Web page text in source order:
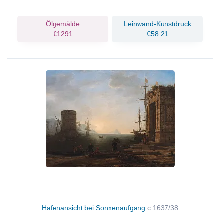
Ölgemälde
€1291
Leinwand-Kunstdruck
€58.21
Hafenansicht bei Sonnenaufgang c.1637/38